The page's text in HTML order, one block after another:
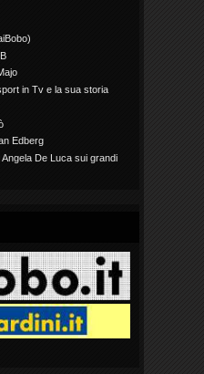
in Tv e la sua storia
Edberg
De Luca sui grandi